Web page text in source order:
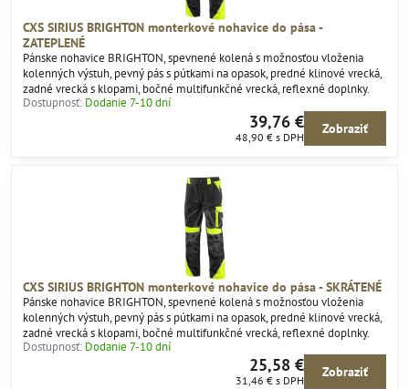
CXS SIRIUS BRIGHTON monterkové nohavice do pása -
ZATEPLENÉ
Pánske nohavice BRIGHTON, spevnené kolená s možnosťou vloženia
kolenných výstuh, pevný pás s pútkami na opasok, predné klinové vrecká,
zadné vrecká s klopami, bočné multifunkčné vrecká, reflexné doplnky.
Dostupnosť: Dodanie 7-10 dní
39,76 €
48,90 € s DPH
Zobraziť
CXS SIRIUS BRIGHTON monterkové nohavice do pása - SKRÁTENÉ
Pánske nohavice BRIGHTON, spevnené kolená s možnosťou vloženia
kolenných výstuh, pevný pás s pútkami na opasok, predné klinové vrecká,
zadné vrecká s klopami, bočné multifunkčné vrecká, reflexné doplnky.
Dostupnosť: Dodanie 7-10 dní
25,58 €
31,46 € s DPH
Zobraziť